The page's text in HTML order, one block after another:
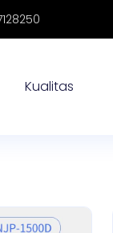
Kualitas